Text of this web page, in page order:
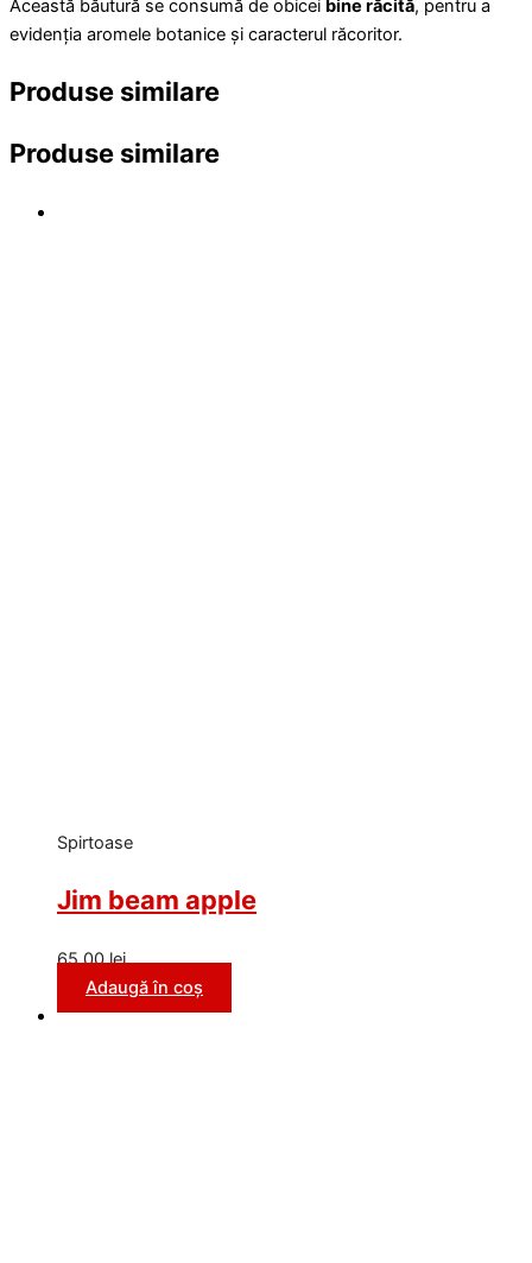
Această băutură se consumă de obicei bine răcită, pentru a
evidenția aromele botanice și caracterul răcoritor.
Produse similare
Produse similare
Spirtoase
Jim beam apple
65,00lei
Adaugă în coș